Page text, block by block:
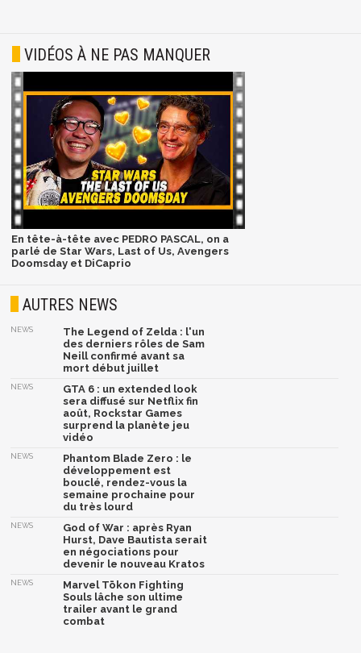
VIDÉOS À NE PAS MANQUER
En tête-à-tête avec PEDRO PASCAL, on a
parlé de Star Wars, Last of Us, Avengers
Doomsday et DiCaprio
AUTRES NEWS
NEWS
The Legend of Zelda : l'un
des derniers rôles de Sam
Neill confirmé avant sa
mort début juillet
NEWS
GTA 6 : un extended look
sera diffusé sur Netflix fin
août, Rockstar Games
surprend la planète jeu
vidéo
NEWS
Phantom Blade Zero : le
développement est
bouclé, rendez-vous la
semaine prochaine pour
du très lourd
NEWS
God of War : après Ryan
Hurst, Dave Bautista serait
en négociations pour
devenir le nouveau Kratos
NEWS
Marvel Tōkon Fighting
Souls lâche son ultime
trailer avant le grand
combat